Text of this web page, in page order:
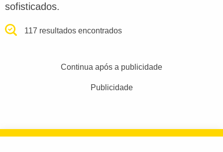
sofisticados.
117 resultados encontrados
Continua após a publicidade
Publicidade